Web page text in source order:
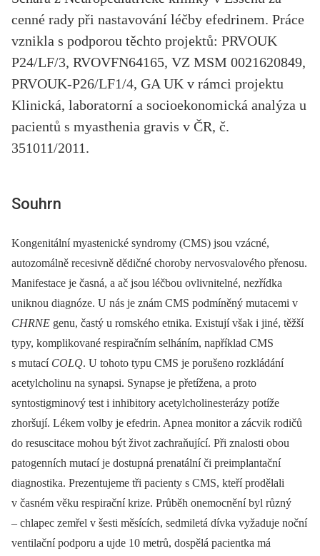
cenné rady při nastavování léčby efedrinem. Práce
vznikla s podporou těchto projektů: PRVOUK
P24/LF/3, RVOVFN64165, VZ MSM 0021620849,
PRVOUK-P26/LF1/4, GA UK v rámci projektu
Klinická, laboratorní a socioekonomická analýza u
pacientů s myasthenia gravis v ČR, č.
351011/2011.
Souhrn
Kongenitální myastenické syndromy (CMS) jsou vzácné,
autozomálně recesivně dědičné choroby nervosvalového přenosu.
Manifestace je časná, a ač jsou léčbou ovlivnitelné, nezřídka
uniknou diagnóze. U nás je znám CMS podmíněný mutacemi v
CHRNE genu, častý u romského etnika. Existují však i jiné, těžší
typy, komplikované respiračním selháním, například CMS
s mutací COLQ. U tohoto typu CMS je porušeno rozkládání
acetylcholinu na synapsi. Synapse je přetížena, a proto
syntostigminový test i inhibitory acetylcholinesterázy potíže
zhoršují. Lékem volby je efedrin. Apnea monitor a zácvik rodičů
do resuscitace mohou být život zachraňující. Při znalosti obou
patogenních mutací je dostupná prenatální či preimplantační
diagnostika. Prezentujeme tři pacienty s CMS, kteří prodělali
v časném věku respirační krize. Průběh onemocnění byl různý
–⁠ chlapec zemřel v šesti měsících, sedmiletá dívka vyžaduje noční
ventilační podporu a ujde 10 metrů, dospělá pacientka má